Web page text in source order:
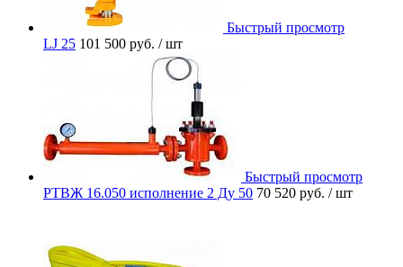
Быстрый просмотр
LJ 25 101 500 руб. / шт
Быстрый просмотр
РТВЖ 16.050 исполнение 2 Ду 50 70 520 руб. / шт